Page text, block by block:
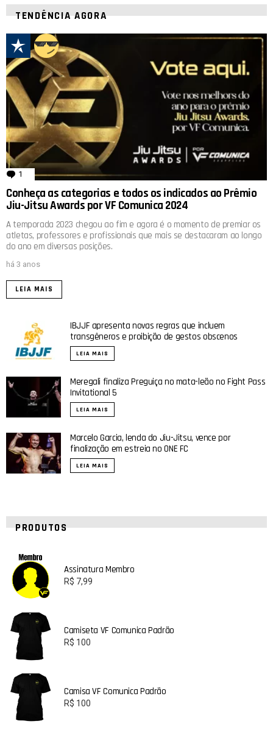
TENDÊNCIA AGORA
1 comentário
Conheça as categorias e todos os indicados ao Prêmio
Jiu-Jitsu Awards por VF Comunica 2024
A temporada 2023 chegou ao fim e agora é o momento de premiar os
atletas, professores e profissionais que mais se destacaram ao longo
do ano em diversas posições.
há 3 anos
LEIA MAIS
IBJJF apresenta novas regras que incluem
transgêneros e proibição de gestos obscenos
LEIA MAIS
Meregali finaliza Preguiça no mata-leão no Fight Pass
Invitational 5
LEIA MAIS
Marcelo Garcia, lenda do Jiu-Jitsu, vence por
finalização em estreia no ONE FC
LEIA MAIS
PRODUTOS
Assinatura Membro
R$ 7,99
Camiseta VF Comunica Padrão
R$ 100
Camisa VF Comunica Padrão
R$ 100